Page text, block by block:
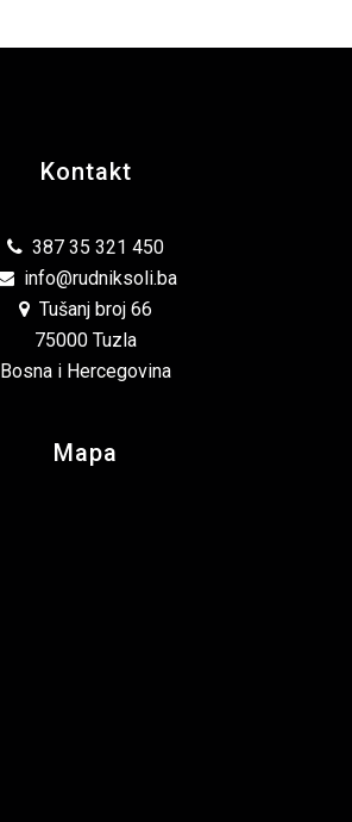
Kontakt
387 35 321 450
info@rudniksoli.ba
Tušanj broj 66
75000 Tuzla
Bosna i Hercegovina
Mapa